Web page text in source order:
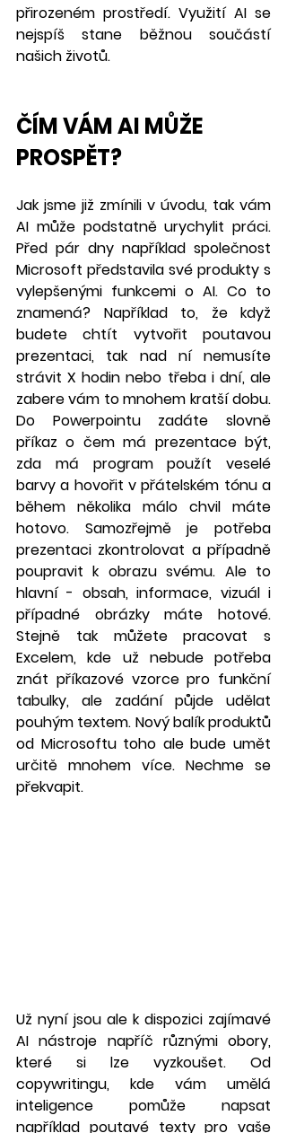
přirozeném prostředí. Využití AI se
nejspíš stane běžnou součástí
našich životů.
ČÍM VÁM AI MŮŽE
PROSPĚT?
Jak jsme již zmínili v úvodu, tak vám
AI může podstatně urychylit práci.
Před pár dny například společnost
Microsoft představila své produkty s
vylepšenými funkcemi o AI. Co to
znamená? Například to, že když
budete chtít vytvořit poutavou
prezentaci, tak nad ní nemusíte
strávit X hodin nebo třeba i dní, ale
zabere vám to mnohem kratší dobu.
Do Powerpointu zadáte slovně
příkaz o čem má prezentace být,
zda má program použít veselé
barvy a hovořit v přátelském tónu a
během několika málo chvil máte
hotovo. Samozřejmě je potřeba
prezentaci zkontrolovat a případně
poupravit k obrazu svému. Ale to
hlavní - obsah, informace, vizuál i
případné obrázky máte hotové.
Stejně tak můžete pracovat s
Excelem, kde už nebude potřeba
znát příkazové vzorce pro funkční
tabulky, ale zadání půjde udělat
pouhým textem. Nový balík produktů
od Microsoftu toho ale bude umět
určitě mnohem více. Nechme se
překvapit.
Už nyní jsou ale k dispozici zajímavé
AI nástroje napříč různými obory,
které si lze vyzkoušet. Od
copywritingu, kde vám umělá
inteligence pomůže napsat
například poutavé texty pro vaše